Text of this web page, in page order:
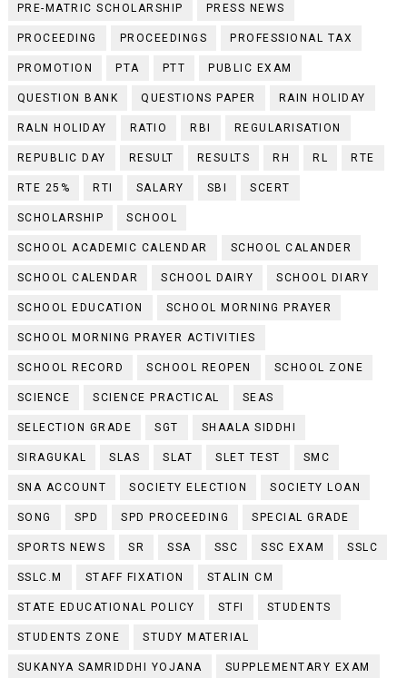
PRE-MATRIC SCHOLARSHIP PRESS NEWS
PROCEEDING PROCEEDINGS PROFESSIONAL TAX
PROMOTION PTA PTT PUBLIC EXAM
QUESTION BANK QUESTIONS PAPER RAIN HOLIDAY
RALN HOLIDAY RATIO RBI REGULARISATION
REPUBLIC DAY RESULT RESULTS RH RL RTE
RTE 25% RTI SALARY SBI SCERT
SCHOLARSHIP SCHOOL
SCHOOL ACADEMIC CALENDAR SCHOOL CALANDER
SCHOOL CALENDAR SCHOOL DAIRY SCHOOL DIARY
SCHOOL EDUCATION SCHOOL MORNING PRAYER
SCHOOL MORNING PRAYER ACTIVITIES
SCHOOL RECORD SCHOOL REOPEN SCHOOL ZONE
SCIENCE SCIENCE PRACTICAL SEAS
SELECTION GRADE SGT SHAALA SIDDHI
SIRAGUKAL SLAS SLAT SLET TEST SMC
SNA ACCOUNT SOCIETY ELECTION SOCIETY LOAN
SONG SPD SPD PROCEEDING SPECIAL GRADE
SPORTS NEWS SR SSA SSC SSC EXAM SSLC
SSLC.M STAFF FIXATION STALIN CM
STATE EDUCATIONAL POLICY STFI STUDENTS
STUDENTS ZONE STUDY MATERIAL
SUKANYA SAMRIDDHI YOJANA SUPPLEMENTARY EXAM